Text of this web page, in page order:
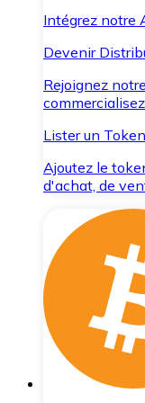
Intégrez notre
Devenir
Rejoignez
Lister un Token
Ajoutez le
d'achat, de